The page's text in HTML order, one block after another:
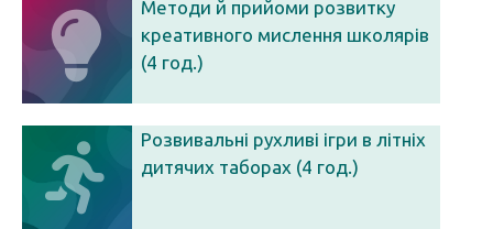
Методи й прийоми розвитку
креативного мислення школярів
(4 год.)
Розвивальні рухливі ігри в літніх
дитячих таборах (4 год.)